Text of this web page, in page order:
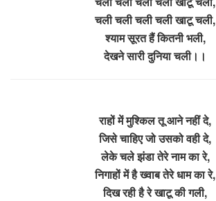
चली चली चली चली खाटू चली,
श्याम सूरत हैं कितनी भली,
देखने सारी दुनिया चली।।
राहों में मुश्किल तू आने नहीं दे,
जिसे चाहिए जो उसको वही दे,
लेके चले झंडा तेरे नाम का रे,
निगाहों में है ख्वाब तेरे धाम का रे,
दिख रही है रे खाटू की गली,